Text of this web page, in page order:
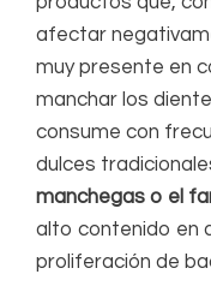
afectar
muy presente en
manchar los
consume con
dulces
manchegas o el
alto contenido en
proliferación de